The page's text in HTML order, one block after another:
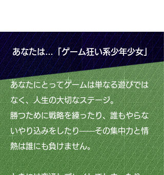
あなたは…「ゲーム狂い系少年少女」
あなたにとってゲームは単なる遊びでは
なく、人生の大切なステージ。
勝つために戦略を練ったり、誰もやらな
いやり込みをしたり――その集中力と情
熱は誰にも負けません。